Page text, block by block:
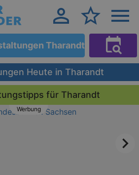
Tharandt
Heute in Tharandt
für Tharandt
Werbung